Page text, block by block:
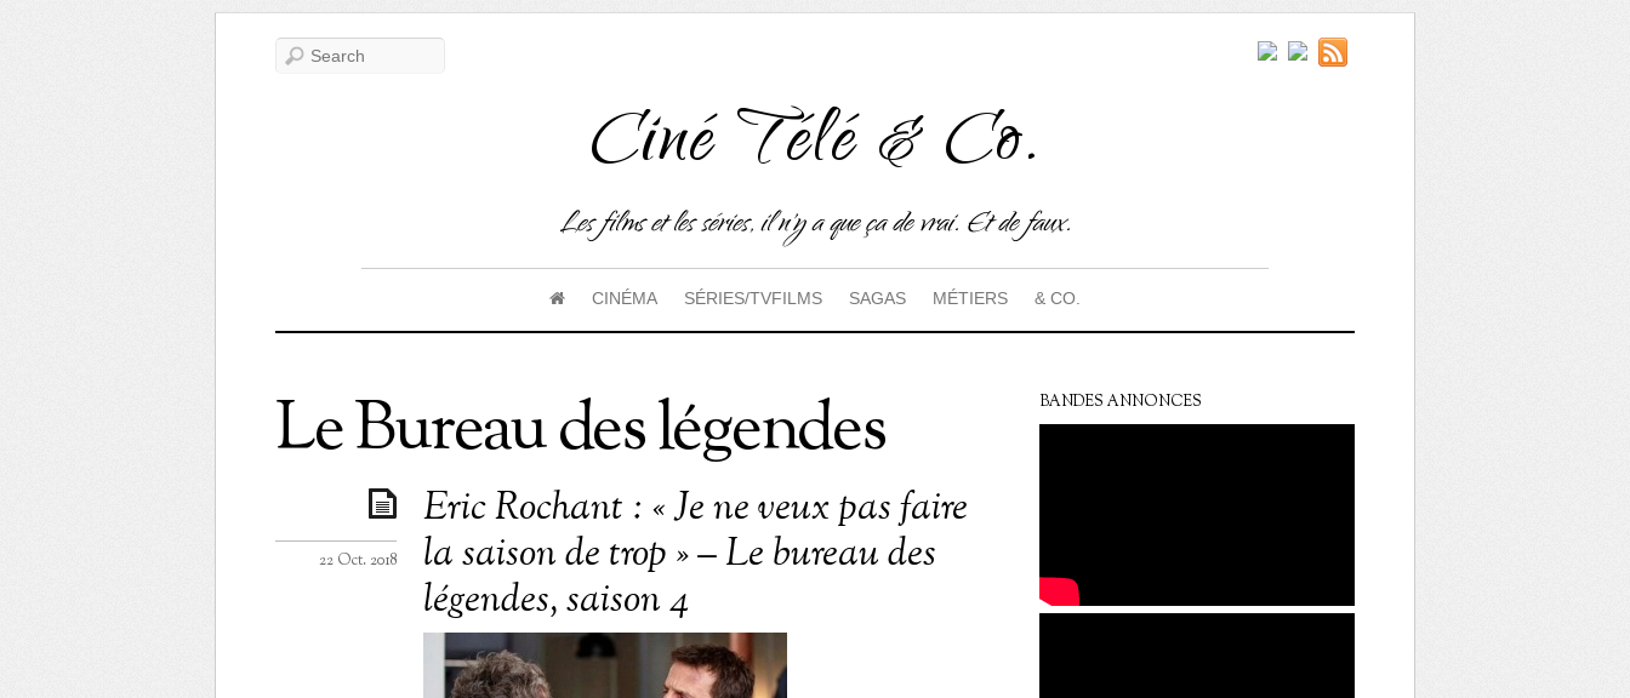
Ciné Télé & Co.
Les films et les séries, il n'y a que ça de vrai. Et de faux.
CINÉMA SÉRIES/TVFILMS SAGAS MÉTIERS & CO.
Le Bureau des légendes
Eric Rochant : « Je ne veux pas faire
la saison de trop » – Le bureau des
légendes, saison 4
22 Oct. 2018
BANDES ANNONCES